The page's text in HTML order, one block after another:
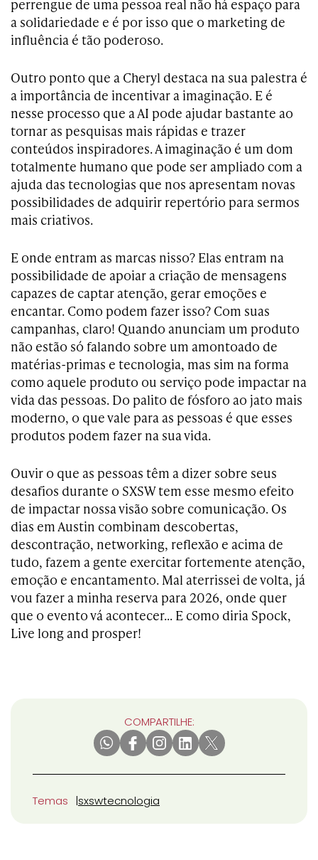
perrengue de uma pessoa real não há espaço para
a solidariedade e é por isso que o marketing de
influência é tão poderoso.
Outro ponto que a Cheryl destaca na sua palestra é
a importância de incentivar a imaginação. E é
nesse processo que a AI pode ajudar bastante ao
tornar as pesquisas mais rápidas e trazer
conteúdos inspiradores. A imaginação é um dom
totalmente humano que pode ser ampliado com a
ajuda das tecnologias que nos apresentam novas
possibilidades de adquirir repertório para sermos
mais criativos.
E onde entram as marcas nisso? Elas entram na
possibilidade de apoiar a criação de mensagens
capazes de captar atenção, gerar emoções e
encantar. Como podem fazer isso? Com suas
campanhas, claro! Quando anunciam um produto
não estão só falando sobre um amontoado de
matérias-primas e tecnologia, mas sim na forma
como aquele produto ou serviço pode impactar na
vida das pessoas. Do palito de fósforo ao jato mais
moderno, o que vale para as pessoas é que esses
produtos podem fazer na sua vida.
Ouvir o que as pessoas têm a dizer sobre seus
desafios durante o SXSW tem esse mesmo efeito
de impactar nossa visão sobre comunicação. Os
dias em Austin combinam descobertas,
descontração, networking, reflexão e acima de
tudo, fazem a gente exercitar fortemente atenção,
emoção e encantamento. Mal aterrissei de volta, já
vou fazer a minha reserva para 2026, onde quer
que o evento vá acontecer… E como diria Spock,
Live long and prosper!
COMPARTILHE:
Temas sxswtecnologia